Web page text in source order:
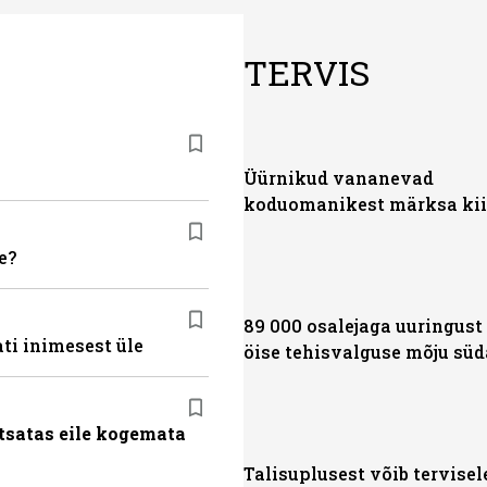
inimesest üle
eile kogemata
TERVIS
Üürnikud vananevad
koduomanikest märksa
89 000 osalejaga
öise tehisvalguse mõju
Talisuplusest võib